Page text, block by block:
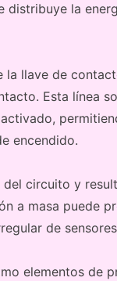
distribuye la
la llave de
Esta línea
encendido.
circuito y
a masa puede
de
elementos de